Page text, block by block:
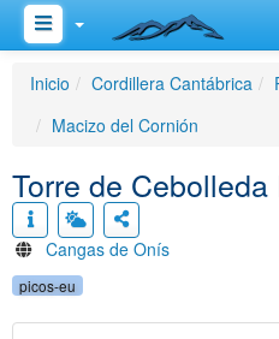
Inicio Cordillera Cantábrica
Macizo del Cornión
Torre de Cebolleda
Cangas de Onís
picos-eu